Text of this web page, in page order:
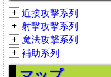
+ 近接攻撃系列
+ 射撃攻撃系列
+ 魔法攻撃系列
+ 補助系列